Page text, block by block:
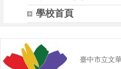
學校首頁
臺中市立文